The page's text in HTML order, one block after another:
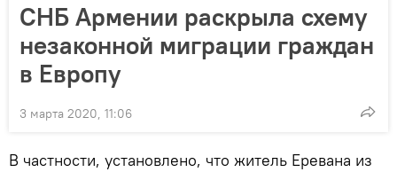
СНБ Армении раскрыла схему
незаконной миграции граждан
в Европу
3 марта 2020, 11:06
В частности, установлено, что житель Еревана из